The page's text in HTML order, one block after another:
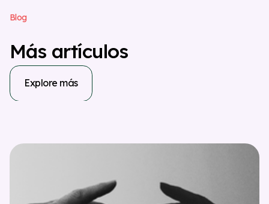
Blog
Más artículos
Explore más